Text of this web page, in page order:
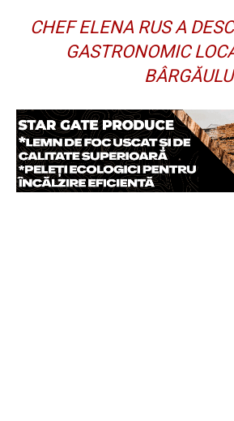
CHEF ELENA RUS A
GASTRONOMIC